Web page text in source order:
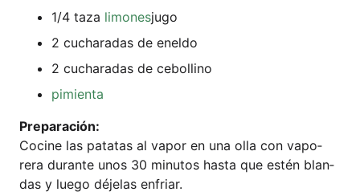
1/4 taza limo­nesjugo
2 cucha­ra­das de eneldo
2 cucha­ra­das de cebollino
pimi­en­ta
Pre­pa­ra­ción:
Coci­ne las pata­tas al vapor en una olla con vapo­
rera duran­te unos 30 minu­tos has­ta que estén blan­
das y lue­go déje­las enfriar.